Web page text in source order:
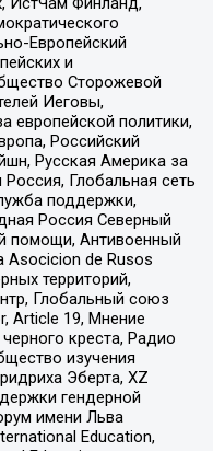
Европейский
и
Сторожевой
Иеговы,
европейской политики,
Российский
Русская Америка за
Глобальная сеть
поддержки,
Россия Северный
помощи, Антивоенный
Asocicion de Rusos
территорий,
Глобальный союз
Article 19, Мнение
креста, Радио
изучения
Эберта, XZ
гендерной
имени Льва
Education,